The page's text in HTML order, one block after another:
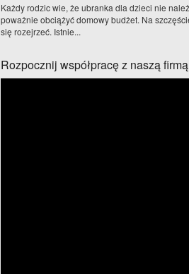
Każdy rodzic wie, że ubranka dla dzieci nie
poważnie obciążyć domowy budżet. Na
się rozejrzeć. Istnie...
Rozpocznij współpracę z naszą